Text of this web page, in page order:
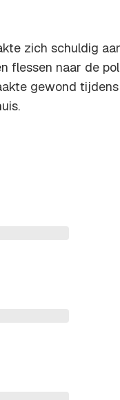
zich schuldig
flessen naar de
gewond